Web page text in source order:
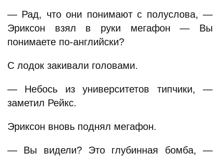
— Рад, что они понимают с полуслова, —
Эриксон взял в руки мегафон — Вы
понимаете по-английски?
С лодок закивали головами.
— Небось из университетов типчики, —
заметил Рейкс.
Эриксон вновь поднял мегафон.
— Вы видели? Это глубинная бомба, —